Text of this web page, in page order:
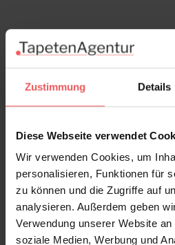
Zustimmung Details
Diese Webseite verwendet
Wir verwenden Cookies, um
personalisieren, Funktionen für
zu können und die Zugriffe auf
analysieren. Außerdem geben
Verwendung unserer Website
soziale Medien, Werbung und
Produktgalerie überspringen
Varianten